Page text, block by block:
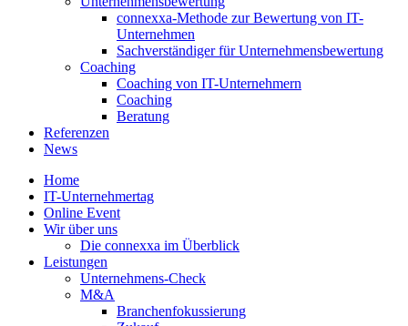
connexxa-Methode zur Bewertung von IT-
Unternehmen
Sachverständiger für Unternehmensbewertung
Coaching
Coaching von IT-Unternehmern
Coaching
Beratung
Referenzen
News
Home
IT-Unternehmertag
Online Event
Wir über uns
Die connexxa im Überblick
Leistungen
Unternehmens-Check
M&A
Branchenfokussierung